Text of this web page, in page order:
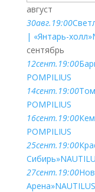
август
30авг. 19:00
| «Янтарь-холл»
сентябрь
12сент. 19:00
POMPILIUS
14сент. 19:00
POMPILIUS
16сент. 19:00
POMPILIUS
25сент. 19:00
Сибирь»
27сент. 19:00
Арена»